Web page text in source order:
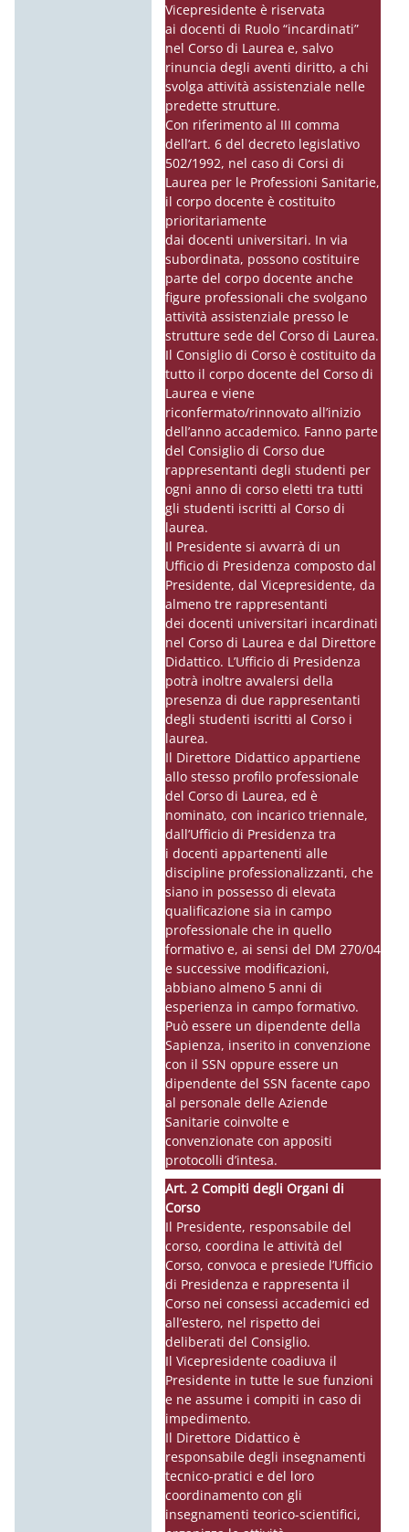
Vicepresidente è riservata
ai docenti di Ruolo “incardinati”
nel Corso di Laurea e, salvo
rinuncia degli aventi diritto, a chi
svolga attività assistenziale nelle
predette strutture.
Con riferimento al III comma
dell’art. 6 del decreto legislativo
502/1992, nel caso di Corsi di
Laurea per le Professioni Sanitarie,
il corpo docente è costituito
prioritariamente
dai docenti universitari. In via
subordinata, possono costituire
parte del corpo docente anche
figure professionali che svolgano
attività assistenziale presso le
strutture sede del Corso di Laurea.
Il Consiglio di Corso è costituito da
tutto il corpo docente del Corso di
Laurea e viene
riconfermato/rinnovato all’inizio
dell’anno accademico. Fanno parte
del Consiglio di Corso due
rappresentanti degli studenti per
ogni anno di corso eletti tra tutti
gli studenti iscritti al Corso di
laurea.
Il Presidente si avvarrà di un
Ufficio di Presidenza composto dal
Presidente, dal Vicepresidente, da
almeno tre rappresentanti
dei docenti universitari incardinati
nel Corso di Laurea e dal Direttore
Didattico. L’Ufficio di Presidenza
potrà inoltre avvalersi della
presenza di due rappresentanti
degli studenti iscritti al Corso i
laurea.
Il Direttore Didattico appartiene
allo stesso profilo professionale
del Corso di Laurea, ed è
nominato, con incarico triennale,
dall’Ufficio di Presidenza tra
i docenti appartenenti alle
discipline professionalizzanti, che
siano in possesso di elevata
qualificazione sia in campo
professionale che in quello
formativo e, ai sensi del DM 270/04
e successive modificazioni,
abbiano almeno 5 anni di
esperienza in campo formativo.
Può essere un dipendente della
Sapienza, inserito in convenzione
con il SSN oppure essere un
dipendente del SSN facente capo
al personale delle Aziende
Sanitarie coinvolte e
convenzionate con appositi
protocolli d’intesa.
Art. 2 Compiti degli Organi di
Corso
Il Presidente, responsabile del
corso, coordina le attività del
Corso, convoca e presiede l’Ufficio
di Presidenza e rappresenta il
Corso nei consessi accademici ed
all’estero, nel rispetto dei
deliberati del Consiglio.
Il Vicepresidente coadiuva il
Presidente in tutte le sue funzioni
e ne assume i compiti in caso di
impedimento.
Il Direttore Didattico è
responsabile degli insegnamenti
tecnico-pratici e del loro
coordinamento con gli
insegnamenti teorico-scientifici,